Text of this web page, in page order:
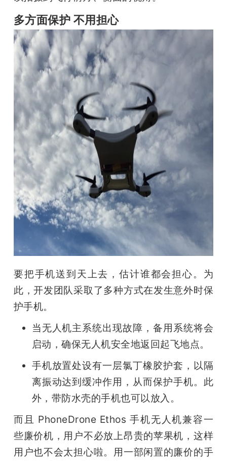
多方面保护 不用担心
要把手机送到天上去，估计谁都会担心。为
此，开发团队采取了多种方式在发生意外时保
护手机。
当无人机主系统出现故障，备用系统将会
启动，确保无人机安全地返回起飞地点。
手机放置处设有一层氯丁橡胶护套，以隔
离振动达到缓冲作用，从而保护手机。此
外，带防水壳的手机也可以放入。
而且 PhoneDrone Ethos 手机无人机兼容一
些廉价机，用户不必放上昂贵的苹果机，这样
用户也不会太担心啦。用一部闲置的廉价的手